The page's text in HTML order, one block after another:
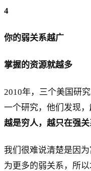
4
你的弱关系越广
掌握的资源就越多
2010年，三个美国研
一个研究，他们发现，
越是穷人，越只在强关
我们很难说清楚是因
为更多的弱关系，所